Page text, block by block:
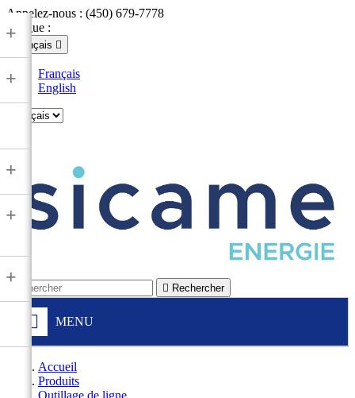
Appelez-nous : (450) 679-7778
Langue :
Français 
Français
English
 Rechercher
MENU
+
+
+
+
+
Accueil
Produits
Outillage de ligne